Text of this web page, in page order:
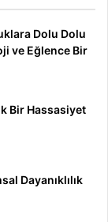
Dolu Dolu
ve Eğlence Bir
Bir Hassasiyet
Dayanıklılık